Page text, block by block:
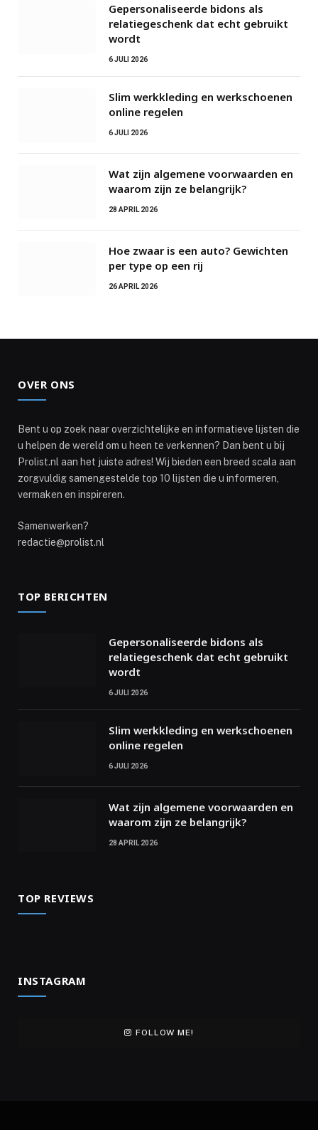
Gepersonaliseerde bidons als
relatiegeschenk dat echt gebruikt
wordt
6 JULI 2026
Slim werkkleding en werkschoenen
online regelen
6 JULI 2026
Wat zijn algemene voorwaarden en
waarom zijn ze belangrijk?
28 APRIL 2026
Hoe zwaar is een auto? Gewichten
per type op een rij
26 APRIL 2026
OVER ONS
Bent u op zoek naar overzichtelijke en informatieve lijsten die
u helpen de wereld om u heen te verkennen? Dan bent u bij
Prolist.nl aan het juiste adres! Wij bieden een breed scala aan
zorgvuldig samengestelde top 10 lijsten die u informeren,
vermaken en inspireren.
Samenwerken?
redactie@prolist.nl
TOP BERICHTEN
Gepersonaliseerde bidons als
relatiegeschenk dat echt gebruikt
wordt
6 JULI 2026
Slim werkkleding en werkschoenen
online regelen
6 JULI 2026
Wat zijn algemene voorwaarden en
waarom zijn ze belangrijk?
28 APRIL 2026
TOP REVIEWS
INSTAGRAM
FOLLOW ME!